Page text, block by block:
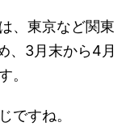
、東京など関東
、3月末から4月
。
ですね。